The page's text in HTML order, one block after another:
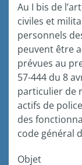
Au I bis de
civiles et
personnels
peuvent être
prévues au
57-444 du 8
particulier de
actifs de
des
code général
Objet